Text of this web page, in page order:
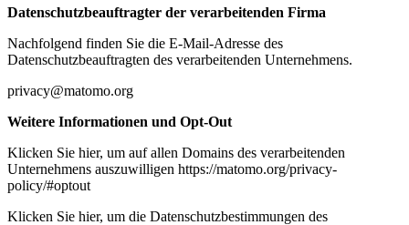
Datenschutzbeauftragter der verarbeitenden Firma
Nachfolgend finden Sie die E-Mail-Adresse des
Datenschutzbeauftragten des verarbeitenden Unternehmens.
privacy@matomo.org
Weitere Informationen und Opt-Out
Klicken Sie hier, um auf allen Domains des verarbeitenden
Unternehmens auszuwilligen https://matomo.org/privacy-
policy/#optout
Klicken Sie hier, um die Datenschutzbestimmungen des